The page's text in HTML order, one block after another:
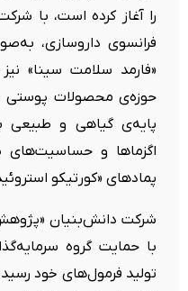
را آغاز کرده است، با
فرانسوی داروسازی،
«فارمد سلامت سینا»
حوزه‌ی محصولات پوستی
پایه‌ی گیاهی و طبیعی
اگزماها و
پمادهای «کورتیکو
شرکت دانش‌بنیان
با حمایت گروه
تولید فرمول‌های خود